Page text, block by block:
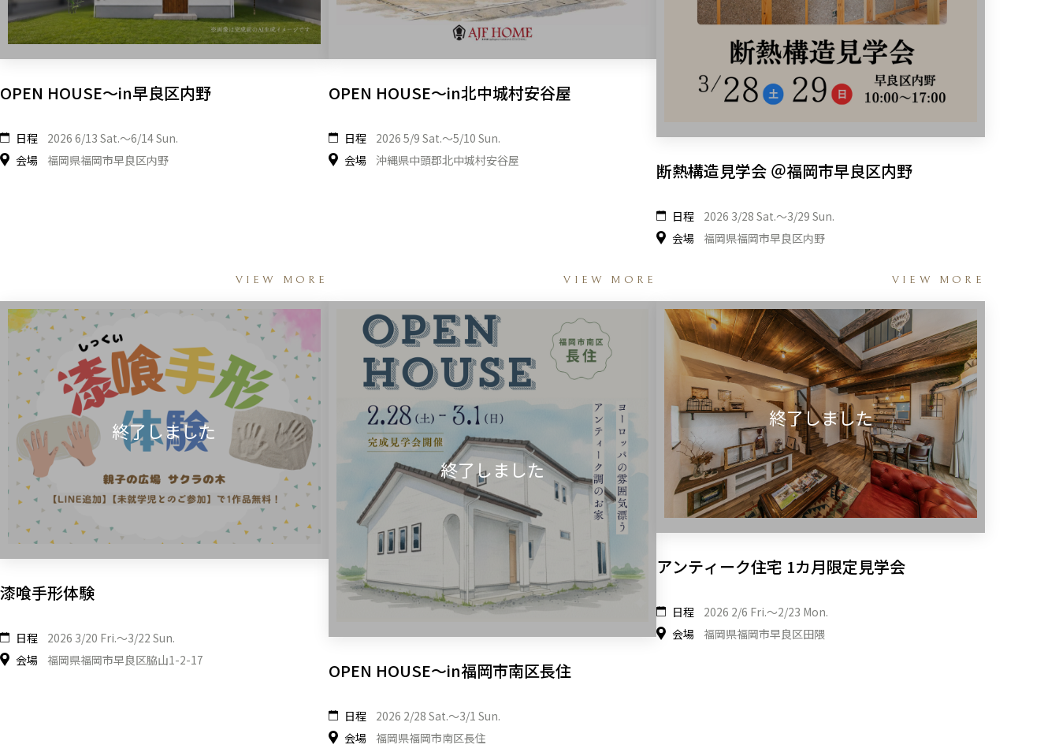
OPEN HOUSE～in早良区内野
日程
2026 6/13 Sat.〜6/14 Sun.
会場
福岡県福岡市早良区内野
VIEW MORE
OPEN HOUSE～in北中城村安谷屋
日程
2026 5/9 Sat.〜5/10 Sun.
会場
沖縄県中頭郡北中城村安谷屋
VIEW MORE
断熱構造見学会 ＠福岡市早良区内野
日程
2026 3/28 Sat.〜3/29 Sun.
会場
福岡県福岡市早良区内野
VIEW MORE
漆喰手形体験
日程
2026 3/20 Fri.〜3/22 Sun.
会場
福岡県福岡市早良区脇山1-2-17 OPEN HOUSE～in福岡市南区長住
日程
2026 2/28 Sat.〜3/1 Sun.
会場
福岡県福岡市南区長住
アンティーク住宅 1カ月限定見学会
日程
2026 2/6 Fri.〜2/23 Mon.
会場
福岡県福岡市早良区田隈